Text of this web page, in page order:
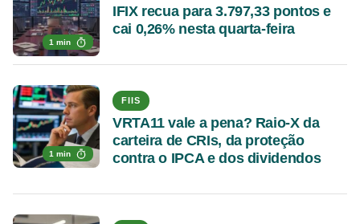
1 min
IFIX recua para 3.797,33 pontos e
cai 0,26% nesta quarta-feira
1 min
FIIS
VRTA11 vale a pena? Raio-X da
carteira de CRIs, da proteção
contra o IPCA e dos dividendos